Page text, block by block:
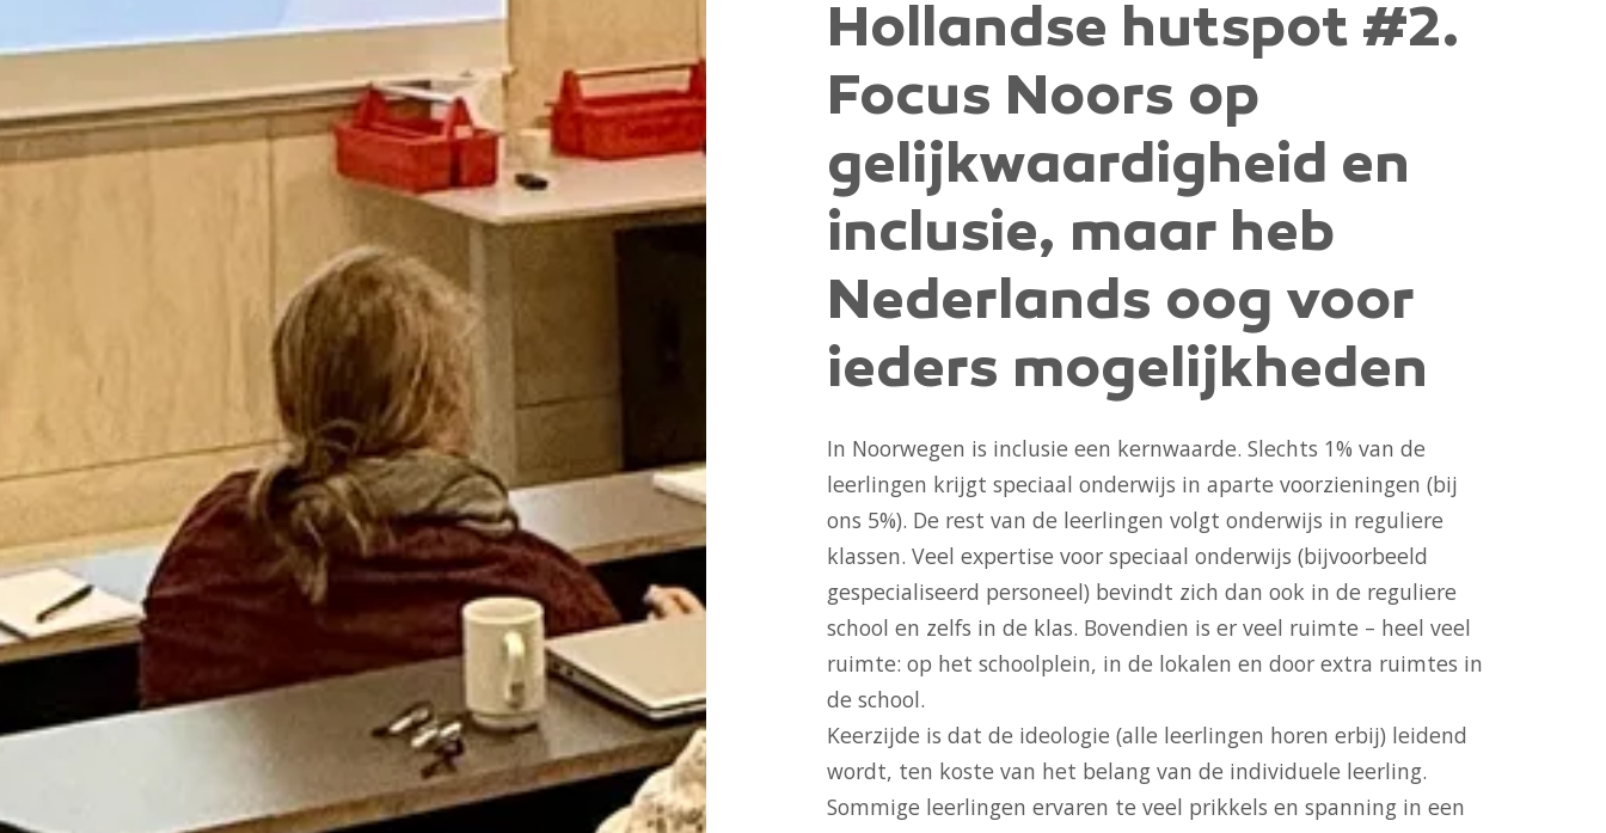
Hollandse hutspot #2.
Focus Noors op
gelijkwaardigheid en
inclusie, maar heb
Nederlands oog voor
ieders mogelijkheden
In Noorwegen is inclusie een kernwaarde. Slechts 1% van de
leerlingen krijgt speciaal onderwijs in aparte voorzieningen (bij
ons 5%). De rest van de leerlingen volgt onderwijs in reguliere
klassen. Veel expertise voor speciaal onderwijs (bijvoorbeeld
gespecialiseerd personeel) bevindt zich dan ook in de reguliere
school en zelfs in de klas. Bovendien is er veel ruimte – heel veel
ruimte: op het schoolplein, in de lokalen en door extra ruimtes in
de school.
Keerzijde is dat de ideologie (alle leerlingen horen erbij) leidend
wordt, ten koste van het belang van de individuele leerling.
Sommige leerlingen ervaren te veel prikkels en spanning in een